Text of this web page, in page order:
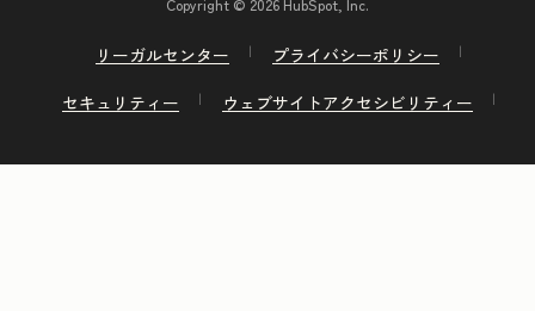
Copyright © 2026 HubSpot, Inc.
リーガルセンター
プライバシーポリシー
セキュリティー
ウェブサイトアクセシビリティー